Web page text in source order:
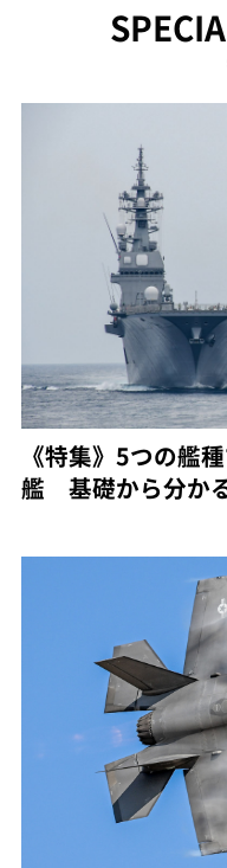
《特集》5つの艦
艦 基礎から分か